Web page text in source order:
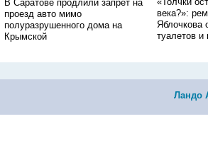
В Саратове продлили запрет на
проезд авто мимо
полуразрушенного дома на
Крымской
«Толчки
века?»:
Яблочкова
туалетов и
Ландо